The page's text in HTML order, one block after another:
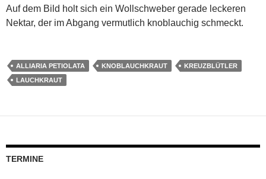
Auf dem Bild holt sich ein Wollschweber gerade leckeren
Nektar, der im Abgang vermutlich knoblauchig schmeckt.
ALLIARIA PETIOLATA KNOBLAUCHKRAUT
KREUZBLÜTLER
LAUCHKRAUT
TERMINE